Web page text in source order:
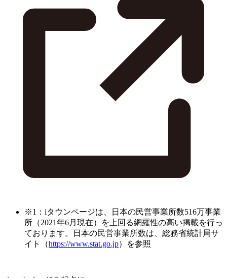
※1：iタウンページは、日本の民営事業所数516万事業
所（2021年6月現在）を上回る網羅性の高い掲載を行っ
ております。日本の民営事業所数は、総務省統計局サ
イト（https://www.stat.go.jp）を参照